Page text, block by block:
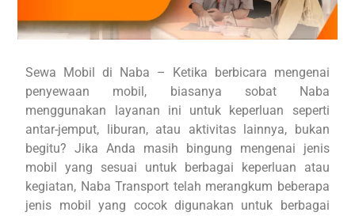
Sewa Mobil di Naba – Ketika berbicara mengenai
penyewaan mobil, biasanya sobat Naba
menggunakan layanan ini untuk keperluan seperti
antar-jemput, liburan, atau aktivitas lainnya, bukan
begitu? Jika Anda masih bingung mengenai jenis
mobil yang sesuai untuk berbagai keperluan atau
kegiatan, Naba Transport telah merangkum beberapa
jenis mobil yang cocok digunakan untuk berbagai